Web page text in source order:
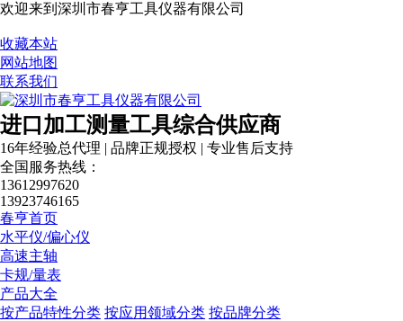
欢迎来到深圳市春亨工具仪器有限公司
收藏本站
网站地图
联系我们
进口加工测量工具综合供应商
16年经验总代理 | 品牌正规授权 | 专业售后支持
全国服务热线：
13612997620
13923746165
春亨首页
水平仪/偏心仪
高速主轴
卡规/量表
产品大全
按产品特性分类 按应用领域分类 按品牌分类